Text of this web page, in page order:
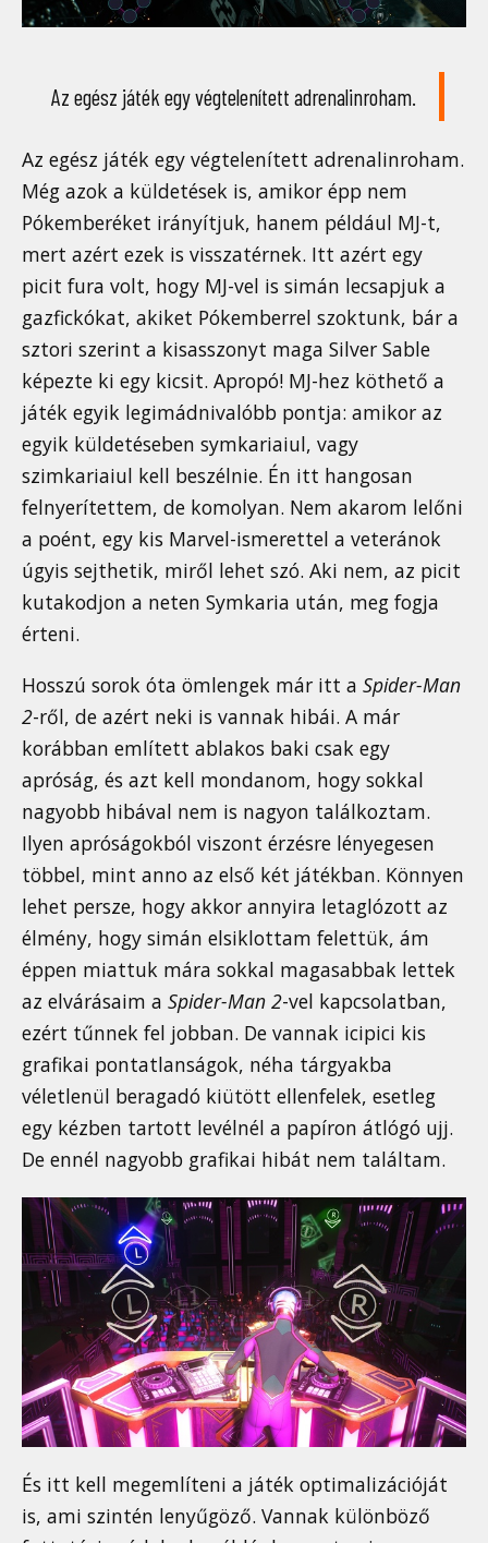
Az egész játék egy végtelenített adrenalinroham.
Az egész játék egy végtelenített adrenalinroham.
Még azok a küldetések is, amikor épp nem
Pókemberéket irányítjuk, hanem például MJ-t,
mert azért ezek is visszatérnek. Itt azért egy
picit fura volt, hogy MJ-vel is simán lecsapjuk a
gazfickókat, akiket Pókemberrel szoktunk, bár a
sztori szerint a kisasszonyt maga Silver Sable
képezte ki egy kicsit. Apropó! MJ-hez köthető a
játék egyik legimádnivalóbb pontja: amikor az
egyik küldetéseben symkariaiul, vagy
szimkariaiul kell beszélnie. Én itt hangosan
felnyerítettem, de komolyan. Nem akarom lelőni
a poént, egy kis Marvel-ismerettel a veteránok
úgyis sejthetik, miről lehet szó. Aki nem, az picit
kutakodjon a neten Symkaria után, meg fogja
érteni.
Hosszú sorok óta ömlengek már itt a Spider-Man
2-ről, de azért neki is vannak hibái. A már
korábban említett ablakos baki csak egy
apróság, és azt kell mondanom, hogy sokkal
nagyobb hibával nem is nagyon találkoztam.
Ilyen apróságokból viszont érzésre lényegesen
többel, mint anno az első két játékban. Könnyen
lehet persze, hogy akkor annyira letaglózott az
élmény, hogy simán elsiklottam felettük, ám
éppen miattuk mára sokkal magasabbak lettek
az elvárásaim a Spider-Man 2-vel kapcsolatban,
ezért tűnnek fel jobban. De vannak icipici kis
grafikai pontatlanságok, néha tárgyakba
véletlenül beragadó kiütött ellenfelek, esetleg
egy kézben tartott levélnél a papíron átlógó ujj.
De ennél nagyobb grafikai hibát nem találtam.
És itt kell megemlíteni a játék optimalizációját
is, ami szintén lenyűgöző. Vannak különböző